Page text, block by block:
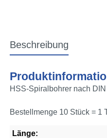
Beschreibung
HSS-Spiralbohrer nach
Bestellmenge 10 Stück = 1
Länge: